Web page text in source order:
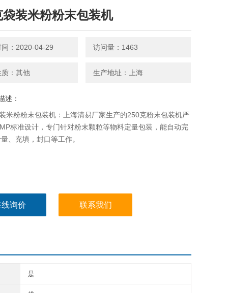
袋装米粉粉末包装机
间：2020-04-29 访问量：1463
：其他 生产地址：上海
述：
米粉粉末包装机：上海清易厂家生产的250克粉末包装机严
标准设计，专门针对粉末颗粒等物料定量包装，能自动完
、充填，封口等工作。
询价 联系我们
是